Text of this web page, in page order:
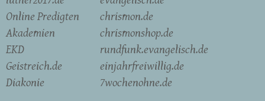
Online Predigten
Akademien
EKD
Geistreich.de
Diakonie
chrismon.de
chrismonshop.de
rundfunk.evangelisch.de
einjahrfreiwillig.de
7wochenohne.de